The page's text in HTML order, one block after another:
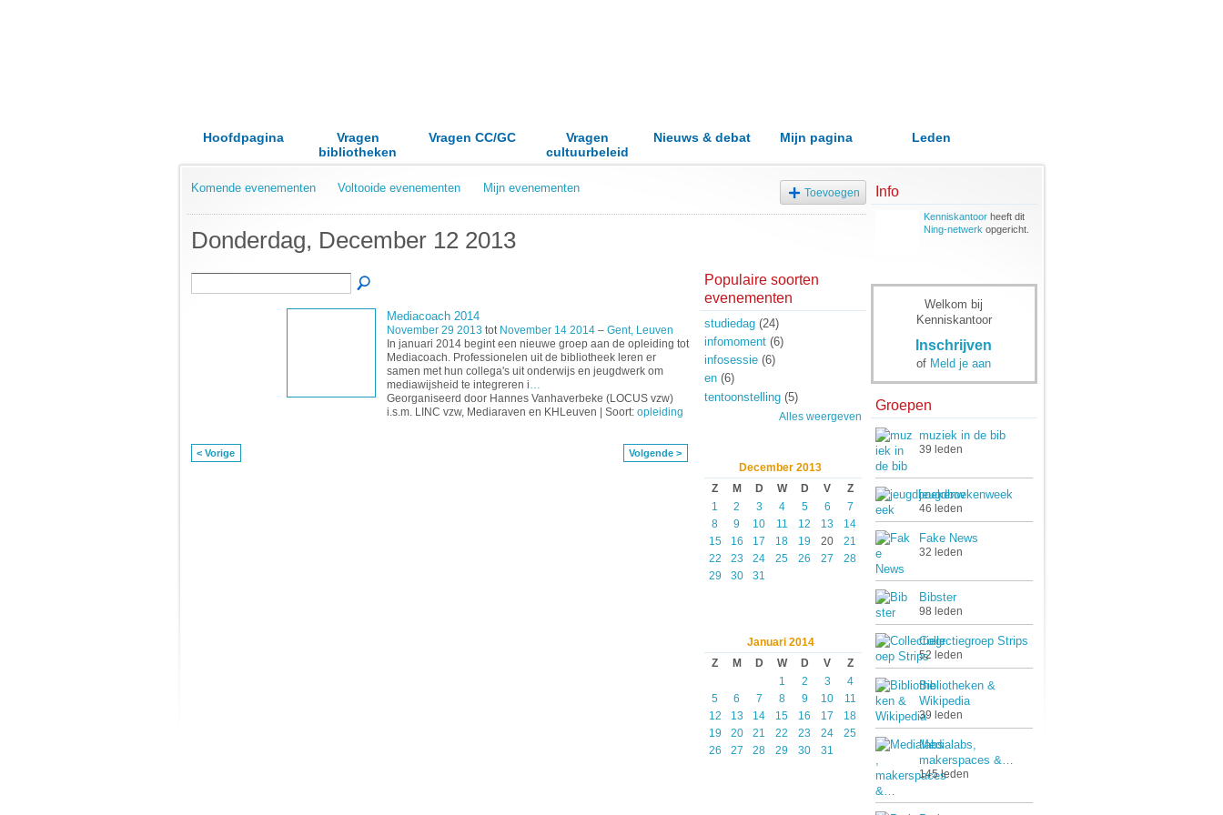
Hoofdpagina
Vragen
bibliotheken
Vragen CC/GC
Vragen
cultuurbeleid
Nieuws & debat Mijn pagina Leden
Komende evenementen Voltooide evenementen Mijn evenementen Toevoegen
Donderdag, December 12 2013
Mediacoach 2014
November 29 2013 tot November 14 2014– Gent, Leuven
In januari 2014 begint een nieuwe groep aan de opleiding tot
Mediacoach. Professionelen uit de bibliotheek leren er
samen met hun collega's uit onderwijs en jeugdwerk om
mediawijsheid te integreren i…
Georganiseerd door Hannes Vanhaverbeke (LOCUS vzw)
i.s.m. LINC vzw, Mediaraven en KHLeuven | Soort: opleiding
< Vorige Volgende >
Populaire soorten
evenementen
studiedag(24)
infomoment(6)
infosessie(6)
en(6)
tentoonstelling(5)
Alles weergeven
December 2013
Z
M D W D V
Z
1
2 3 4 5 6
7
8
9 10 11 12 13
14
15
16 17 18 19 20
21
22
23 24 25 26 27
28
29
30 31
Januari 2014
Z
M D W D V
Z
1
2 3
4
5
6 7 8 9 10
11
12
13 14 15 16 17
18
19
20 21 22 23 24
25
26
27 28 29 30 31
Info
Kenniskantoorheeft dit
Ning-netwerk opgericht.
Welkom bij
Kenniskantoor
Inschrijven
of Meld je aan
Groepen
muziek in de bib
39 leden
jeugdboekenweek
46 leden
Fake News
32 leden
Bibster
98 leden
Collectiegroep Strips
52 leden
Bibliotheken &
Wikipedia
39 leden
Medialabs,
makerspaces &…
145 leden